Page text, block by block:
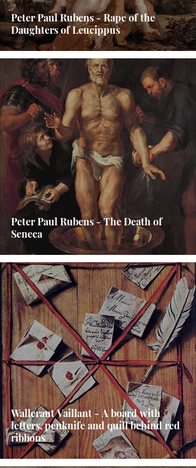
Peter Paul Rubens - Rape of the
Daughters of Leucippus
Peter Paul Rubens - The Death of
Seneca
Wallerant Vaillant - A board with
letters, penknife and quill behind red
ribbons